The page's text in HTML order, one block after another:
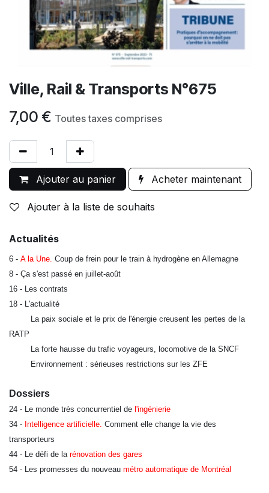
Ville, Rail & Transports N°675
7,00 € Toutes taxes comprises
Ajouter au panier Acheter maintenant
Ajouter à la liste de souhaits
Actualités
6 - A la Une. Coup de frein pour le train à hydrogène en Allemagne
8 - Ça s'est passé en juillet-août
16 - Les contrats
18 - L'actualité
La paix sociale et le prix de l'énergie creusent les pertes de la
RATP
La forte hausse du trafic voyageurs, locomotive de la SNCF
Environnement : sérieuses restrictions sur les ZFE
Dossiers
24 - Le monde très concurrentiel de l'ingénierie
34 - Intelligence artificielle. Comment elle change la vie des
transporteurs
44 - Le défi de la rénovation des gares
54 - Les promesses du nouveau métro automatique de Montréal